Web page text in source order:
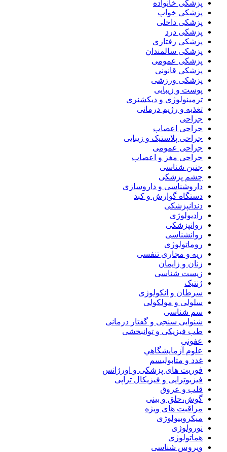
پزشکی خانواده
پزشکی خواب
پزشکی داخلی
پزشکی درد
پزشکی رفتاری
پزشکی سالمندان
پزشکی عمومی
پزشکی قانونی
پزشکی ورزشی
پوست و زیبایی
ترمینولوژی و دیکشنری
تغذیه و رژیم درمانی
جراحی
جراحی اعصاب
جراحی پلاستیک و زیبایی
جراحی عمومی
جراحی مغز و اعصاب
جنین شناسی
چشم پزشکی
داروشناسی و داروسازی
دستگاه گوارش و کبد
دندانپزشکی
رادیولوژی
روانپزشکی
روانشناسی
روماتولوژی
ریه و مجاری تنفسی
زنان و زایمان
زیست شناسی
ژنتیک
سرطان و انکولوژی
سلولی و مولکولی
سم شناسی
شنوایی سنجی و گفتار درمانی
طب فیزیکی و توانبخشی
عفونی
علوم آزمايشگاهي
غدد و متابولیسم
فوریت های پزشکی و اورژانس
فیزیوتراپی و فیزیکال تراپی
قلب و عروق
گوش،حلق و بینی
مراقبت های ویژه
میکروبیولوژی
نورولوژی
هماتولوژی
ویروس شناسی